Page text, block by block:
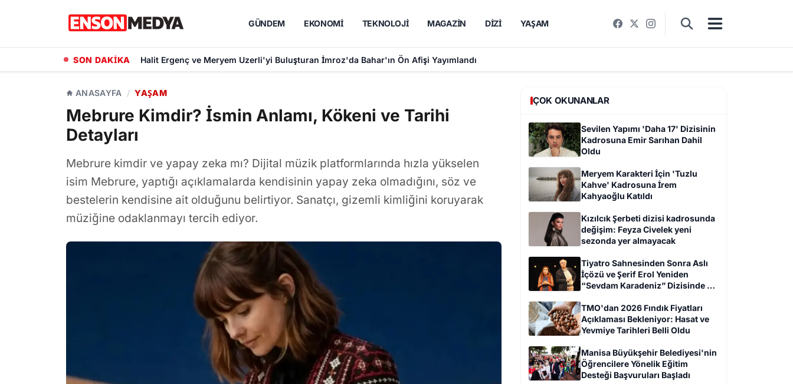
GÜNDEM EKONOMI TEKNOLOJI MAGAZIN DIZI YAŞAM
SON DAKİKA Halit Ergenç ve Meryem Uzerli'yi Buluşturan İmroz'da Bahar'ın Ön Afişi Yayımlandı
ANASAYFA / YAŞAM
Mebrure Kimdir? İsmin Anlamı, Kökeni ve Tarihi
Detayları
Mebrure kimdir ve yapay zeka mı? Dijital müzik platformlarında hızla yükselen
isim Mebrure, yaptığı açıklamalarda kendisinin yapay zeka olmadığını, söz ve
bestelerin kendisine ait olduğunu belirtiyor. Sanatçı, gizemli kimliğini koruyarak
müziğine odaklanmayı tercih ediyor.
ÇOK OKUNANLAR
Sevilen Yapımı 'Daha 17' Dizisinin
Kadrosuna Emir Sarıhan Dahil
Oldu
Meryem Karakteri İçin 'Tuzlu
Kahve' Kadrosuna İrem
Kahyaoğlu Katıldı
Kızılcık Şerbeti dizisi kadrosunda
değişim: Feyza Civelek yeni
sezonda yer almayacak
Tiyatro Sahnesinden Sonra Aslı
İçözü ve Şerif Erol Yeniden
“Sevdam Karadeniz” Dizisinde Bir
TMO'dan 2026 Fındık Fiyatları
Açıklaması Bekleniyor: Hasat ve
Yevmiye Tarihleri Belli Oldu
Manisa Büyükşehir Belediyesi'nin
Öğrencilere Yönelik Eğitim
Desteği Başvuruları Başladı